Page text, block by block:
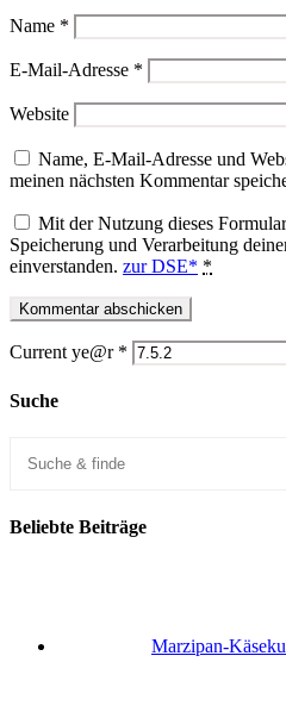
Name *
E-Mail-Adresse *
Website
Name, E-Mail-Adresse und
meinen nächsten Kommentar
Mit der Nutzung dieses
Speicherung und Verarbeitung
einverstanden. zur DSE* *
Current ye@r *
Suche
Beliebte Beiträge
Marzipan-